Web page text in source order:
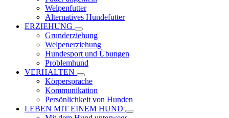
Welpenfutter
Alternatives Hundefutter
ERZIEHUNG
Grunderziehung
Welpenerziehung
Hundesport und Übungen
Problemhund
VERHALTEN
Körpersprache
Kommunikation
Persönlichkeit von Hunden
LEBEN MIT EINEM HUND